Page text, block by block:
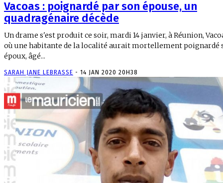
Vacoas : poignardé par son épouse, un
quadragénaire décède
Un drame s'est produit ce soir, mardi 14 janvier, à Réunion,
où une habitante de la localité aurait mortellement poignardé
époux, âgé...
SARAH JANE LEBRASSE - 14 JAN 2020 20H38